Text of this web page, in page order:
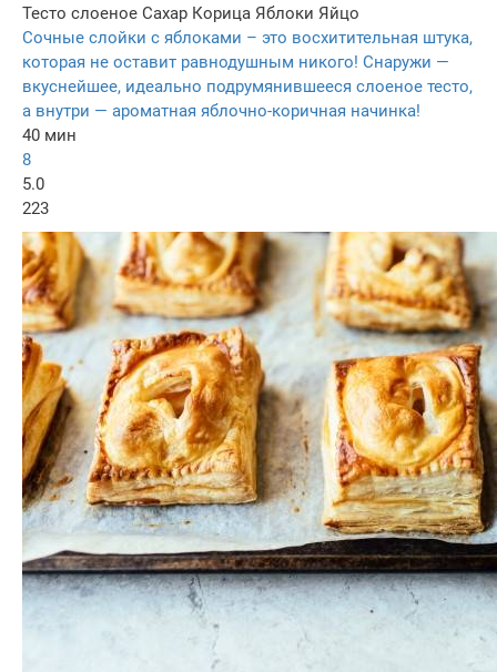
Тесто слоеное Сахар Корица Яблоки Яйцо
Сочные слойки с яблоками – это восхитительная штука,
которая не оставит равнодушным никого! Снаружи —
вкуснейшее, идеально подрумянившееся слоеное тесто,
а внутри — ароматная яблочно-коричная начинка!
40 мин
8
5.0
223